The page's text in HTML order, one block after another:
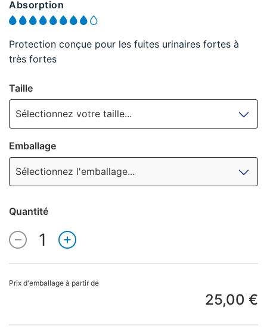
Absorption
Protection conçue pour les fuites urinaires fortes à
très fortes
Taille
Sélectionnez votre taille...
Emballage
Sélectionnez l'emballage...
Quantité
Quantité
1
Prix d'emballage à partir de
25,00 €